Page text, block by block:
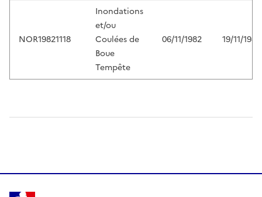
NOR19821118
Inondations
et/ou
Coulées de
Boue
Tempête
06/11/1982 19/11/1982